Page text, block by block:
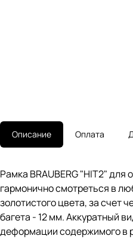
Описание Оплата
Рамка BRAUBERG "HIT2"
гармонично смотреться в
золотистого цвета, за счет
багета - 12 мм. Аккуратный
деформации содержимого в